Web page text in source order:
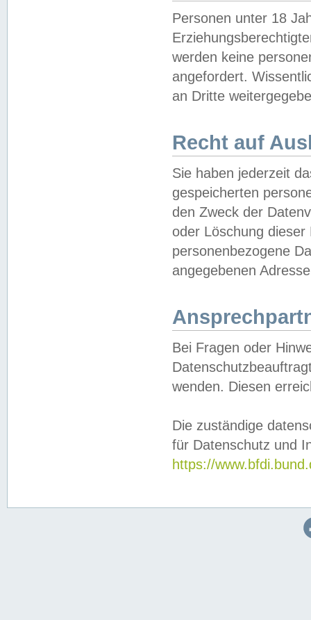
Personen unter 18
werden keine
angefordert.
an Dritte
Recht auf
Sie haben jederzeit
gespeicherten
den Zweck der
oder Löschung
personenbezogene
angegebenen
Bei Fragen oder
wenden. Diesen
Die zuständige
für Datenschutz und
https://